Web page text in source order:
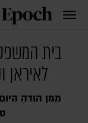
בית
לאיראן
ממן הודה